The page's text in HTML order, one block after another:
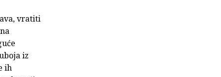
vratiti
iz
ih